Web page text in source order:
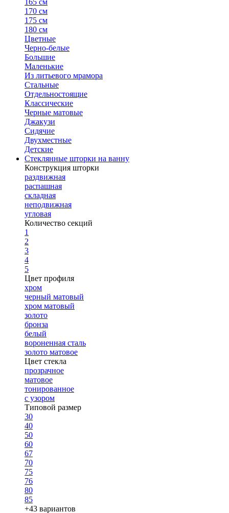
165 см
170 см
175 см
180 см
Цветные
Черно-белые
Большие
Маленькие
Из литьевого мрамора
Стальные
Отдельностоящие
Классические
Черные матовые
Джакузи
Сидячие
Двухместные
Детские
Стеклянные шторки на ванну
Конструкция шторки
раздвижная
распашная
складная
неподвижная
угловая
Количество секций
1
2
3
4
5
Цвет профиля
хром
черный матовый
хром матовый
золото
бронза
белый
вороненная сталь
золото матовое
Цвет стекла
прозрачное
матовое
тонированное
с узором
Типовой размер
30
40
50
60
67
70
75
76
80
85
+43 вариантов